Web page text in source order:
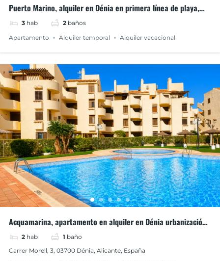
Puerto Marino, alquiler en Dénia en primera línea de playa,
zona puerto
3 hab 2 baños
Apartamento
Alquiler temporal Alquiler vacacional
Acquamarina, apartamento en alquiler en Dénia urbanización
la Felicidad
2 hab 1 baño
Carrer Morell, 3, 03700 Dénia, Alicante, España